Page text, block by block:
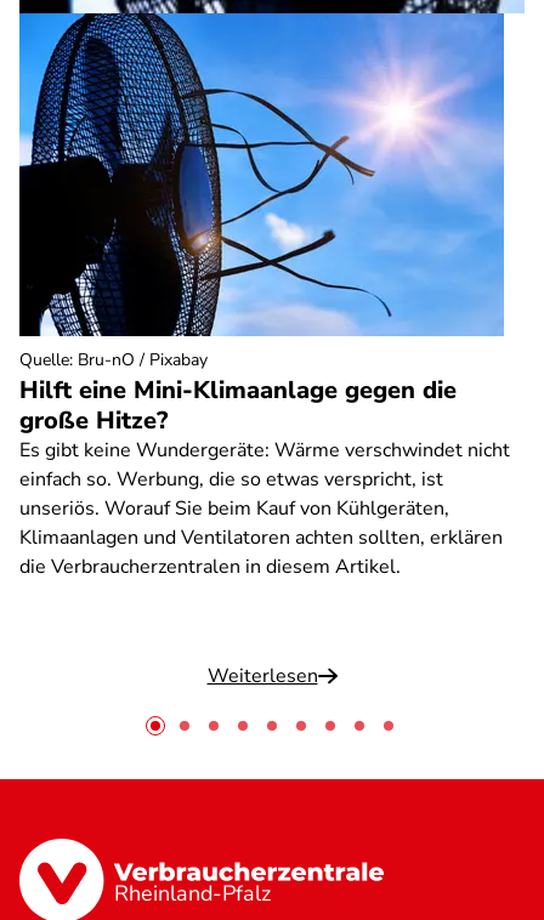
Hilft eine Mini-Klimaanlage gegen die
große Hitze?
Es gibt keine Wundergeräte: Wärme verschwindet nicht
einfach so. Werbung, die so etwas verspricht, ist
unseriös. Worauf Sie beim Kauf von Kühlgeräten,
Klimaanlagen und Ventilatoren achten sollten, erklären
die Verbraucherzentralen in diesem Artikel.
Weiterlesen
Quelle: Bru-nO / Pixabay
Rheinland-Pfalz